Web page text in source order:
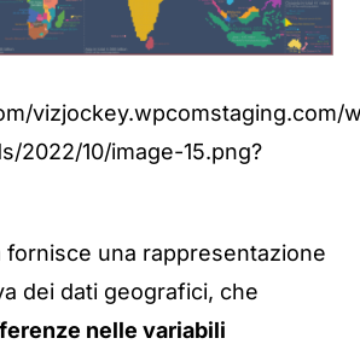
vizjockey.wpcomstaging.com/
2022/10/image-15.png?
fornisce una rappresentazione
dei dati geografici, che
nelle variabili